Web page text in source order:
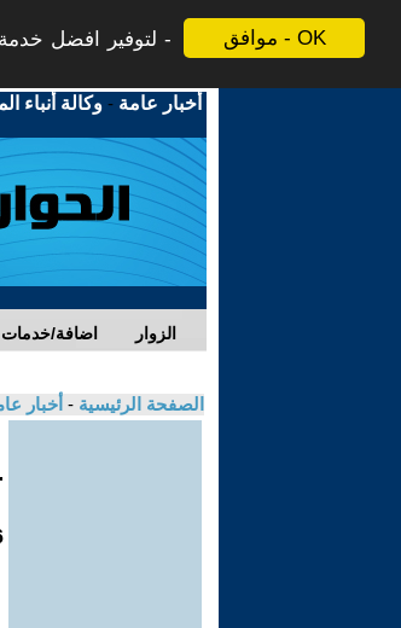
موافق - OK
لتوفير افضل
أخبار عامة -وكالة أنباء
اضافة/خدمات الزوار
الصفحة الرئيسية - أخبار